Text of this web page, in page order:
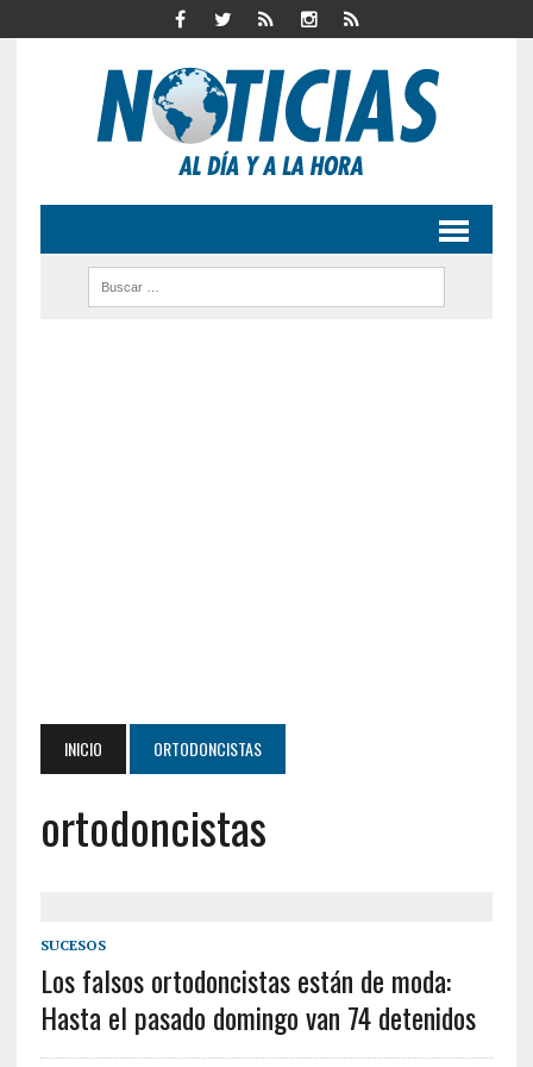
INICIO ORTODONCISTAS
ortodoncistas
SUCESOS
Los falsos ortodoncistas están de moda:
Hasta el pasado domingo van 74 detenidos